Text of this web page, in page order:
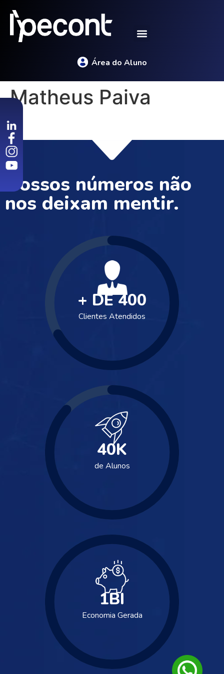
Área do Aluno
Matheus Paiva
Nossos números não
nos deixam mentir.
Clientes Atendidos
400
+ DE
de Alunos
40K
Economia Gerada
1BI